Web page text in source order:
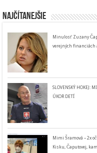
Najčítanejšie
Minulosť Zuzany
verejných financiách
SLOVENSKÝ HOKEJ:
ÚKOR DETÍ
Mimi Šramová – 2x
Kisku, Čaputovej,